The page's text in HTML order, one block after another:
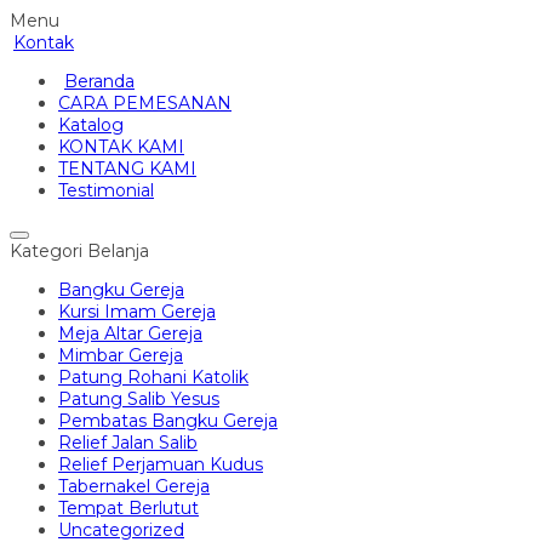
Menu
Kontak
Beranda
CARA PEMESANAN
Katalog
KONTAK KAMI
TENTANG KAMI
Testimonial
Kategori Belanja
Bangku Gereja
Kursi Imam Gereja
Meja Altar Gereja
Mimbar Gereja
Patung Rohani Katolik
Patung Salib Yesus
Pembatas Bangku Gereja
Relief Jalan Salib
Relief Perjamuan Kudus
Tabernakel Gereja
Tempat Berlutut
Uncategorized